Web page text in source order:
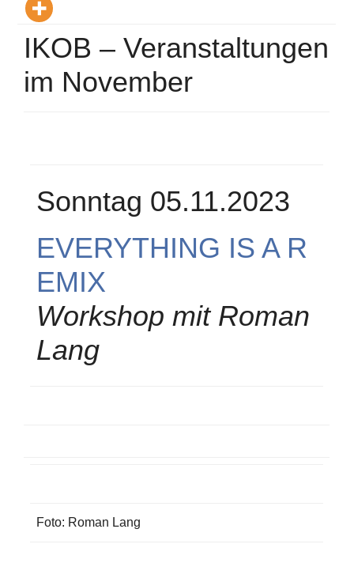
IKOB – Veranstaltungen
im November
Sonntag 05.11.2023
EVERYTHING IS A R
EMIX
Workshop mit Roman
Lang
Foto: Roman Lang